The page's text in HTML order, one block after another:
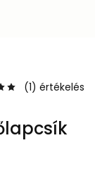
(1) értékelés